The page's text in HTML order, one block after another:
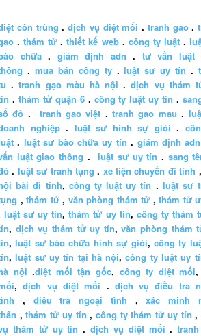
côn trùng . dịch vụ diệt mối . tranh gao.
.thám tử .thiết kế web. công ty luật.
chữa. giám định adn . tư vấn luật
. mua bán công ty.luật sư uy tín .
.tranh gạo màu hà nội .dịch vụ thám
. thám tử quận 6. công ty luật uy tín .
đỏ . tranh gao việt .tranh gao mau .
nghiệp. luật sư hình sự giỏi .
. luật sư bào chữa uy tín . giám định adn
luật giao thông .luật sư uy tín . sang
. luật sư tranh tụng . xe tiện chuyến đi tỉnh
bài đi tỉnh, công ty luật uy tín . luật sư
,thám tử, văn phòng thám tử ,thám tử
luật sư uy tín,thám tử uy tín, công ty thám
, dịch vụ thám tử uy tín,văn phòng thám
,luật sư bào chữa hình sự giỏi, công ty
,luật sư uy tín tại hà nội,công ty luật uy
nội.diệt mối tận gốc, công ty diệt mối
,dịch vụ diệt mối . dịch vụ điều tra
, điều tra ngoại tình ,xác minh
,thám tử uy tín ,công ty thám tử uy tín ,
thám tử uy tín .dịch vụ diệt mối .